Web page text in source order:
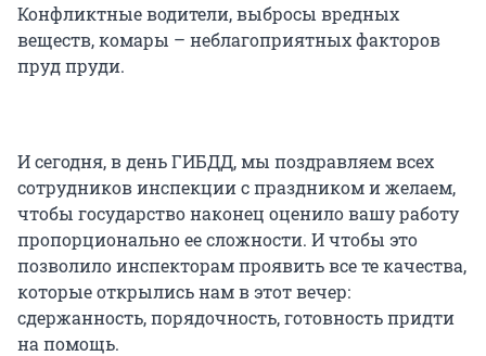
Конфликтные водители, выбросы вредных
веществ, комары – неблагоприятных факторов
пруд пруди.
И сегодня, в день ГИБДД, мы поздравляем всех
сотрудников инспекции с праздником и желаем,
чтобы государство наконец оценило вашу работу
пропорционально ее сложности. И чтобы это
позволило инспекторам проявить все те качества,
которые открылись нам в этот вечер:
сдержанность, порядочность, готовность придти
на помощь.